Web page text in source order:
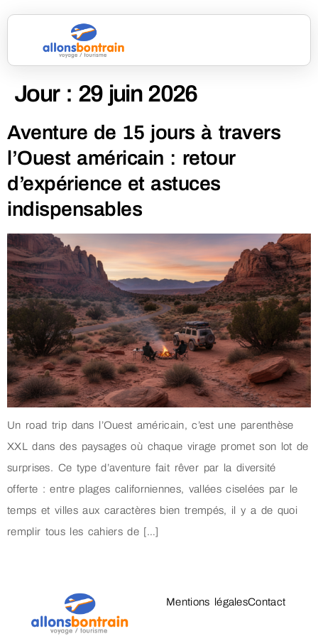
Jour : 29 juin 2026
Aventure de 15 jours à travers
l’Ouest américain : retour
d’expérience et astuces
indispensables
Un road trip dans l’Ouest américain, c’est une parenthèse
XXL dans des paysages où chaque virage promet son lot de
surprises. Ce type d’aventure fait rêver par la diversité
offerte : entre plages californiennes, vallées ciselées par le
temps et villes aux caractères bien trempés, il y a de quoi
remplir tous les cahiers de […]
Mentions légalesContact